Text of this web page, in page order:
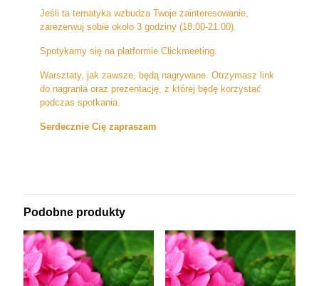
Jeśli ta tematyka wzbudza Twoje zainteresowanie,
zarezerwuj sobie około 3 godziny (18.00-21.00).
Spotykamy się na platformie Clickmeeting.
Warsztaty, jak zawsze, będą nagrywane. Otrzymasz link
do nagrania oraz prezentację, z której będę korzystać
podczas spotkania.
Serdecznie Cię zapraszam
Podobne produkty